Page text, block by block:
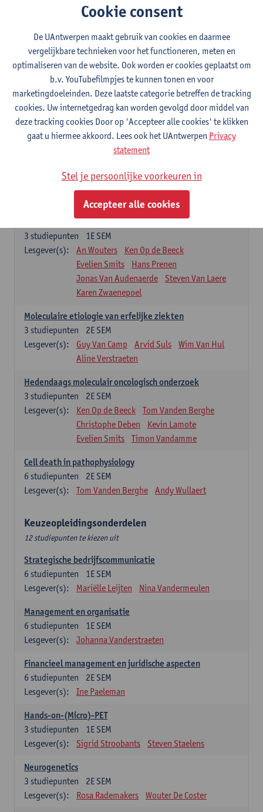
Advanced Protein technology and proteome analysis
1E SEM
3studiepunten
Lesgever(s):
Xaveer Van Ostade Eva Geuens - NNB
Integrated Molecular mechanisms of diseases practical
1E SEM
3studiepunten
Lesgever(s):
Emanuela Pasciuto
Eva Geuens
Valeriya Malysheva
Nucleaire biomedische beeldvorming, preklinische en
klinische studies met focus op oncologie
1E SEM
studiepunten
Steven Staelens Sigrid Stroobants
Moleculaire oncologie
1E SEM
3 studiepunten
Lesgever(s):
An Wouters
Ken Op de Beeck
Evelien Smits
Hans Prenen
Jonas Van Audenaerde
Steven Van Laere
Karen Zwaenepoel
Moleculaire etiologie van erfelijke ziekten
2E SEM
3 studiepunten
Lesgever(s):
Guy Van Camp Arvid Suls
Wim Van Hul
Aline Verstraeten
Hedendaags moleculair oncologisch onderzoek
2E SEM
3 studiepunten
Lesgever(s):
Ken Op de Beeck
Tom Vanden Berghe
Christophe Deben
Kevin Lamote
Evelien Smits
Timon Vandamme
Cell death in pathophysiology
2E SEM
6 studiepunten
Lesgever(s):
Tom Vanden Berghe Andy Wullaert
Keuzeopleidingsonderdelen
12 studiepunten te kiezen uit
Strategische bedrijfscommunicatie
1E SEM
6 studiepunten
Lesgever(s):
Mariëlle Leijten Nina Vandermeulen
Management en organisatie
1E SEM
6 studiepunten
Lesgever(s):
Johanna Vanderstraeten
Financieel management en juridische aspecten
2E SEM
6 studiepunten
Lesgever(s):
Ine Paeleman
Hands-on-(Micro)-PET
1E SEM
3 studiepunten
Lesgever(s):
Sigrid Stroobants Steven Staelens
Neurogenetics
2E SEM
3 studiepunten
Lesgever(s):
Rosa Rademakers Wouter De Coster
Cookie consent
De UAntwerpen maakt gebruik van cookies en daarmee
vergelijkbare technieken voor het functioneren, meten en
optimaliseren van de website. Ook worden er cookies geplaatst om
b.v. YouTubefilmpjes te kunnen tonen en voor
marketingdoeleinden. Deze laatste categorie betreffen de tracking
cookies. Uw internetgedrag kan worden gevolgd door middel van
deze tracking cookies Door op 'Accepteer alle cookies' te klikken
gaat u hiermee akkoord. Lees ook het UAntwerpen Privacy
statement
Stel je persoonlijke voorkeuren in
Accepteer alle cookies